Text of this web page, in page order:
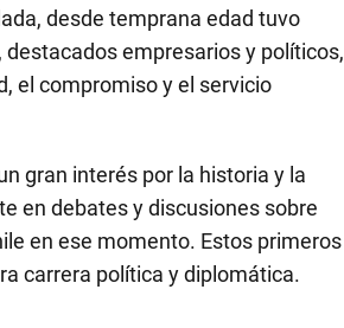
desde temprana edad tuvo
empresarios y políticos,
el compromiso y el servicio
gran interés por la historia y la
en debates y discusiones sobre
en ese momento. Estos primeros
carrera política y diplomática.